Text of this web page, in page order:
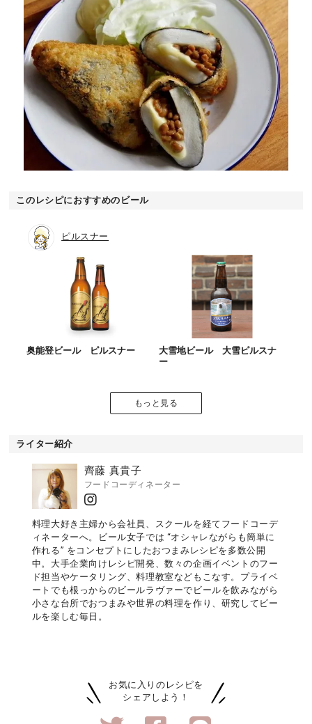
このレシピにおすすめのビール
ピルスナー
奥能登ビール ピルスナー
大雪地ビール 大雪ピルスナ
ー
もっと見る
ライター紹介
齊藤 真貴子
フードコーディネーター
料理大好き主婦から会社員、スクールを経てフードコーデ
ィネーターへ。ビール女子では “オシャレながらも簡単に
作れる” をコンセプトにしたおつまみレシピを多数公開
中。大手企業向けレシピ開発、数々の企画イベントのフー
ド担当やケータリング、料理教室などもこなす。プライベ
ートでも根っからのビールラヴァーでビールを飲みながら
小さな台所でおつまみや世界の料理を作り、研究してビー
ルを楽しむ毎日。
お気に入りのレシピを
シェアしよう！